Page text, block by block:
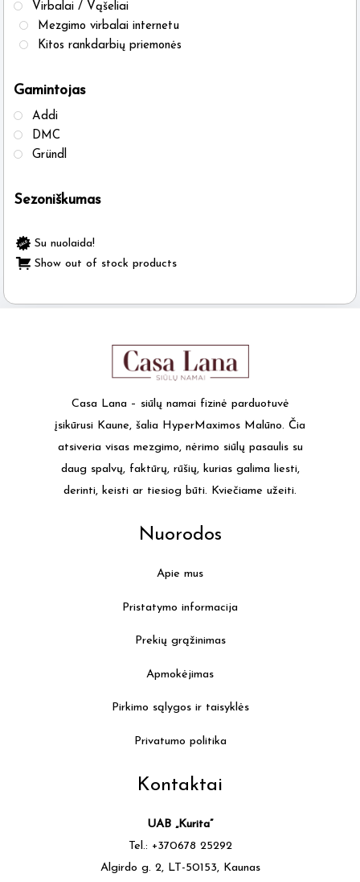
Virbalai / Vąšeliai
Mezgimo virbalai internetu
Kitos rankdarbių priemonės
Gamintojas
Addi
DMC
Gründl
Sezoniškumas
Su nuolaida!
Show out of stock products
Casa Lana – siūlų namai fizinė parduotuvė
įsikūrusi Kaune, šalia HyperMaximos Malūno. Čia
atsiveria visas mezgimo, nėrimo siūlų pasaulis su
daug spalvų, faktūrų, rūšių, kurias galima liesti,
derinti, keisti ar tiesiog būti. Kviečiame užeiti.
Nuorodos
Apie mus
Pristatymo informacija
Prekių grąžinimas
Apmokėjimas
Pirkimo sąlygos ir taisyklės
Privatumo politika
Kontaktai
UAB „Kurita”
Tel.: +370678 25292
Algirdo g. 2, LT-50153, Kaunas